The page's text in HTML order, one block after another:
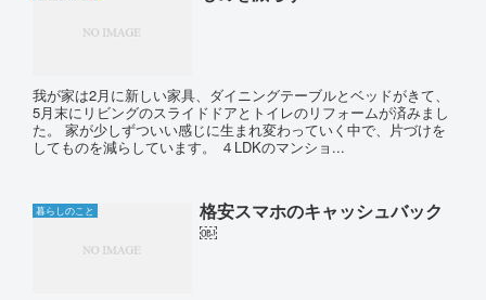
我が家は2月に新しい家具、ダイニングテーブルとベッドがきて、
5月末にリビングのスライドドアとトイレのリフォームが済みまし
た。 家が少しずついい感じに生まれ変わっていく中で、片づけを
してものを減らしています。 ４LDKのマンショ...
暮らしのこと
格安スマホのキャッシュバック
￼